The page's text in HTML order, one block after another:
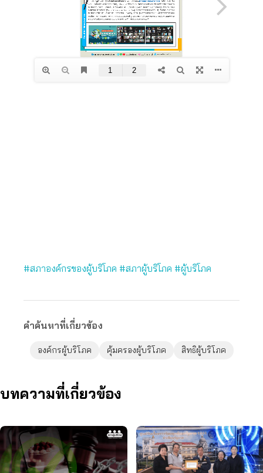
#สภาองค์กรของผู้บริโภค #สภาผู้บริโภค #ผู้บริโภค
คำค้นหาที่เกี่ยวข้อง
องค์กรผู้บริโภค คุ้มครองผู้บริโภค สิทธิผู้บริโภค
บทความที่เกี่ยวข้อง